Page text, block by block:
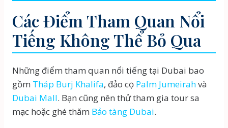
Các Điểm Tham Quan Nổi
Tiếng Không Thể Bỏ Qua
Những điểm tham quan nổi tiếng tại Dubai bao
gồm Tháp Burj Khalifa, đảo cọ Palm Jumeirahvà
Dubai Mall. Bạn cũng nên thử tham gia tour sa
mạc hoặc ghé thăm Bảo tàng Dubai.